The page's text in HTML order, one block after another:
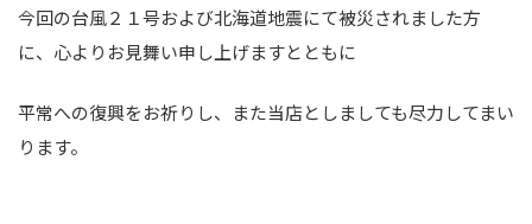
今回の台風２１号および北海道地震にて被災されました方
に、心よりお見舞い申し上げますとともに
平常への復興をお祈りし、また当店としましても尽力してまい
ります。